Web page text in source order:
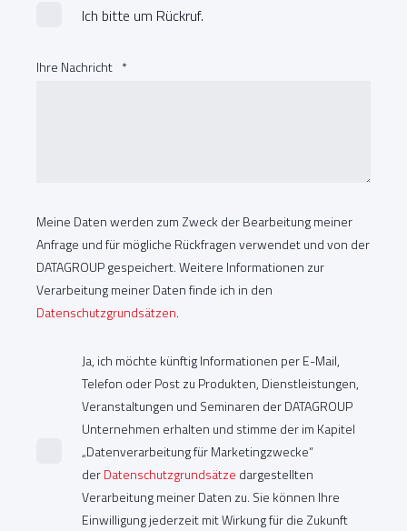
Ich bitte um Rückruf.
Ihre Nachricht *
Meine Daten werden zum Zweck der Bearbeitung meiner
Anfrage und für mögliche Rückfragen verwendet und von der
DATAGROUP gespeichert. Weitere Informationen zur
Verarbeitung meiner Daten finde ich in den
Datenschutzgrundsätzen.
Ja, ich möchte künftig Informationen per E-Mail,
Telefon oder Post zu Produkten, Dienstleistungen,
Veranstaltungen und Seminaren der DATAGROUP
Unternehmen erhalten und stimme der im Kapitel
„Datenverarbeitung für Marketingzwecke“
derDatenschutzgrundsätze dargestellten
Verarbeitung meiner Daten zu. Sie können Ihre
Einwilligung jederzeit mit Wirkung für die Zukunft